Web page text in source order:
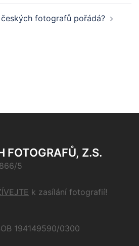
fotografů pořádá?
FOTOGRAFŮ, Z.S.
5
k zasílání fotografií!
194149590/0300